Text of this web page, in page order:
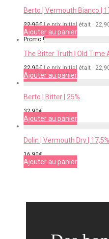
Berto | Vermouth Bianco |
22,90€ Le prix initial était :
Ajouter au panier
Promo !
The Bitter Truth | Old Time
22,90€ Le prix initial était :
Ajouter au panier
Berto | Bitter | 25%
32,90€
Ajouter au panier
Dolin | Vermouth Dry | 17,5%
16,90€
Ajouter au panier